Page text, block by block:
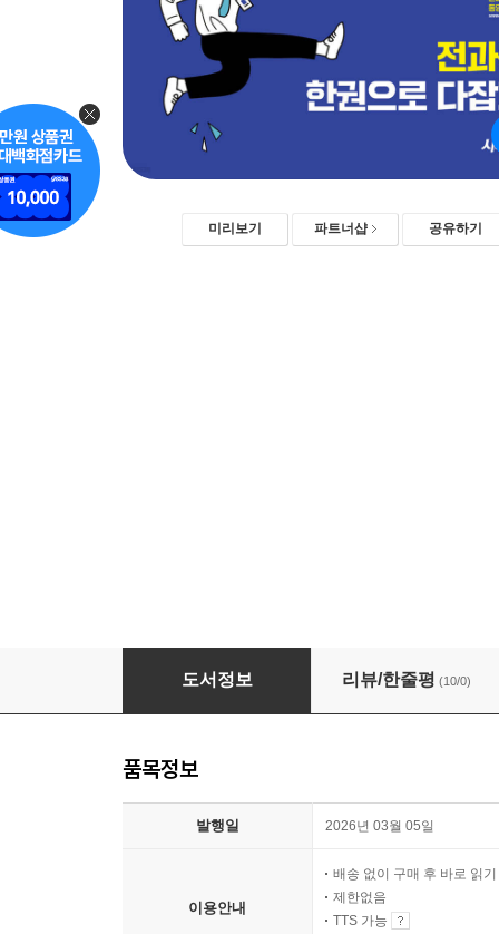
미리보기 파트너샵 공유하기
2026 시대에듀 지역인재 9급 수습직원 전과목
도서정보 리뷰/한줄평 (10/0)
품목정보
발행일 2026년 03월 05일
이용안내
배송 없이 구매 후 바로 읽기
제한없음
TTS 가능